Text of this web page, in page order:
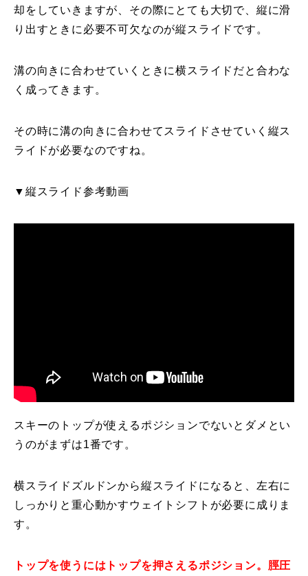
インストラクター一覧
レッスンレポート Report
レッスン内容について
無料プレゼント動画
プレゼント Present
プレゼント付メルマガ
常時メルマガ
却をしていきますが、その際にとても大切で、縦に滑
り出すときに必要不可欠なのが縦スライドです。
溝の向きに合わせていくときに横スライドだと合わな
く成ってきます。
その時に溝の向きに合わせてスライドさせていく縦ス
ライドが必要なのですね。
▼縦スライド参考動画
スキーのトップが使えるポジションでないとダメとい
うのがまずは1番です。
横スライドズルドンから縦スライドになると、左右に
しっかりと重心動かすウェイトシフトが必要に成りま
す。
トップを使うにはトップを押さえるポジション。脛圧